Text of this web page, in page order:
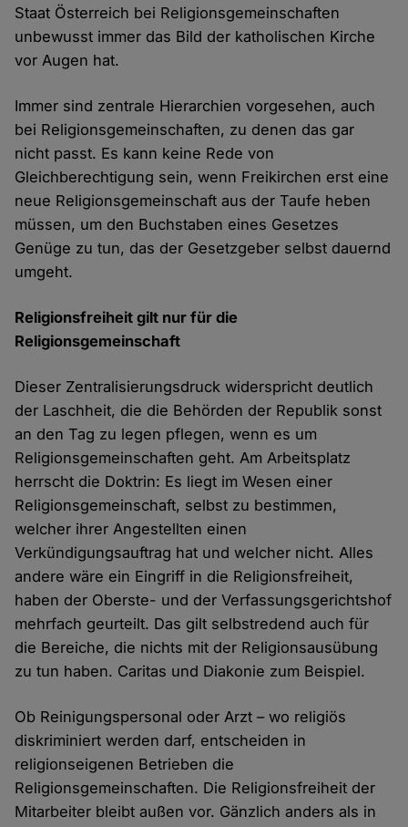
Staat Österreich bei Religionsgemeinschaften
unbewusst immer das Bild der katholischen Kirche
vor Augen hat.
Immer sind zentrale Hierarchien vorgesehen, auch
bei Religionsgemeinschaften, zu denen das gar
nicht passt. Es kann keine Rede von
Gleichberechtigung sein, wenn Freikirchen erst eine
neue Religionsgemeinschaft aus der Taufe heben
müssen, um den Buchstaben eines Gesetzes
Genüge zu tun, das der Gesetzgeber selbst dauernd
umgeht.
Religionsfreiheit gilt nur für die
Religionsgemeinschaft
Dieser Zentralisierungsdruck widerspricht deutlich
der Laschheit, die die Behörden der Republik sonst
an den Tag zu legen pflegen, wenn es um
Religionsgemeinschaften geht. Am Arbeitsplatz
herrscht die Doktrin: Es liegt im Wesen einer
Religionsgemeinschaft, selbst zu bestimmen,
welcher ihrer Angestellten einen
Verkündigungsauftrag hat und welcher nicht. Alles
andere wäre ein Eingriff in die Religionsfreiheit,
haben der Oberste- und der Verfassungsgerichtshof
mehrfach geurteilt. Das gilt selbstredend auch für
die Bereiche, die nichts mit der Religionsausübung
zu tun haben. Caritas und Diakonie zum Beispiel.
Ob Reinigungspersonal oder Arzt – wo religiös
diskriminiert werden darf, entscheiden in
religionseigenen Betrieben die
Religionsgemeinschaften. Die Religionsfreiheit der
Mitarbeiter bleibt außen vor. Gänzlich anders als in